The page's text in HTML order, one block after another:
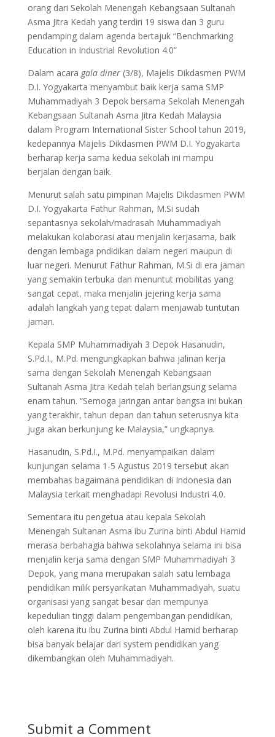
orang dari Sekolah Menengah Kebangsaan Sultanah
Asma Jitra Kedah yang terdiri 19 siswa dan 3 guru
pendamping dalam agenda bertajuk “Benchmarking
Education in Industrial Revolution 4.0”
Dalam acara gala diner(3/8), Majelis Dikdasmen PWM
D.I. Yogyakarta menyambut baik kerja sama SMP
Muhammadiyah 3 Depok bersama Sekolah Menengah
Kebangsaan Sultanah Asma Jitra Kedah Malaysia
dalam Program International Sister School tahun 2019,
kedepannya Majelis Dikdasmen PWM D.I. Yogyakarta
berharap kerja sama kedua sekolah ini mampu
berjalan dengan baik.
Menurut salah satu pimpinan Majelis Dikdasmen PWM
D.I. Yogyakarta Fathur Rahman, M.Si sudah
sepantasnya sekolah/madrasah Muhammadiyah
melakukan kolaborasi atau menjalin kerjasama, baik
dengan lembaga pndidikan dalam negeri maupun di
luar negeri. Menurut Fathur Rahman, M.Si di era jaman
yang semakin terbuka dan menuntut mobilitas yang
sangat cepat, maka menjalin jejering kerja sama
adalah langkah yang tepat dalam menjawab tuntutan
jaman.
Kepala SMP Muhammadiyah 3 Depok Hasanudin,
S.Pd.I., M.Pd. mengungkapkan bahwa jalinan kerja
sama dengan Sekolah Menengah Kebangsaan
Sultanah Asma Jitra Kedah telah berlangsung selama
enam tahun. “Semoga jaringan antar bangsa ini bukan
yang terakhir, tahun depan dan tahun seterusnya kita
juga akan berkunjung ke Malaysia,” ungkapnya.
Hasanudin, S.Pd.I., M.Pd. menyampaikan dalam
kunjungan selama 1-5 Agustus 2019 tersebut akan
membahas bagaimana pendidikan di Indonesia dan
Malaysia terkait menghadapi Revolusi Industri 4.0.
Sementara itu pengetua atau kepala Sekolah
Menengah Sultanan Asma ibu Zurina binti Abdul Hamid
merasa berbahagia bahwa sekolahnya selama ini bisa
menjalin kerja sama dengan SMP Muhammadiyah 3
Depok, yang mana merupakan salah satu lembaga
pendidikan milik persyarikatan Muhammadiyah, suatu
organisasi yang sangat besar dan mempunya
kepedulian tinggi dalam pengembangan pendidikan,
oleh karena itu ibu Zurina binti Abdul Hamid berharap
bisa banyak belajar dari system pendidikan yang
dikembangkan oleh Muhammadiyah.
Submit a Comment